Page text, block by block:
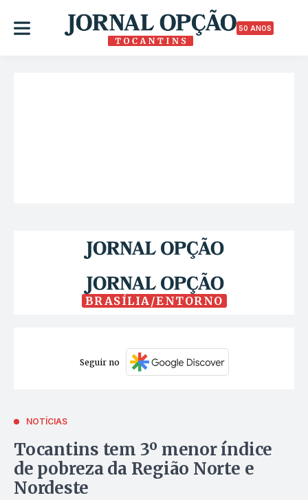
50 ANOS
BRASÍLIA/ENTORNO
Seguir no
NOTÍCIAS
Tocantins tem 3º menor índice
de pobreza da Região Norte e
Nordeste